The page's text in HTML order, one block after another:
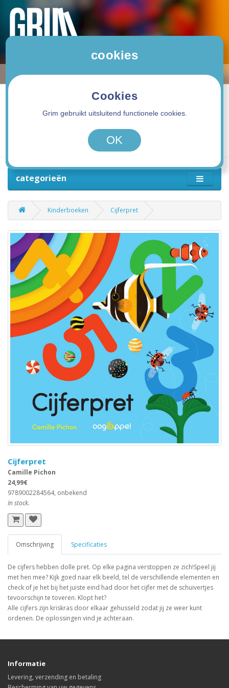
0 product(en) - 0,00€
categorieën
Kinderboeken Cijferpret
Cijferpret
Camille Pichon
24,99€
9789002284564, onbekend
In stock.
Omschrijving Specificaties
De cijfers hebben dolle pret. Op elke pagina verstoppen ze zich!Speel jij
met hen mee? Kijk goed naar elk beeld, tel de verschillende elementen en
check of je het bij het juiste eind had door het cijfer met de schuivertjes
tevoorschijn te toveren. Klopt het?
Alle cijfers zijn kriskras door elkaar gehusseld zodat jij ze weer kunt
ordenen. De oplossingen vind je achteraan.
Informatie
Levering, verzending en betaling
cookies
Cookies
Grim gebruikt uitsluitend functionele cookies.
OK